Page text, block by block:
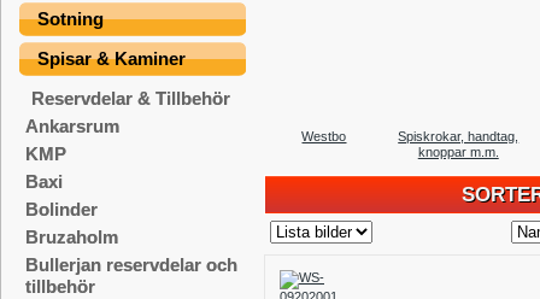
Sotning
Spisar & Kaminer
Reservdelar & Tillbehör
Ankarsrum
KMP
Baxi
Bolinder
Bruzaholm
Bullerjan reservdelar och
tillbehör
Westbo
Spiskrokar, handtag,
knoppar m.m.